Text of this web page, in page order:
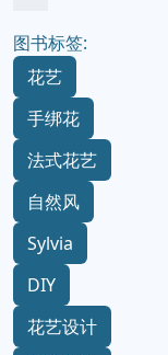
图书标签:
花艺
手绑花
法式花艺
自然风
Sylvia
DIY
花艺设计